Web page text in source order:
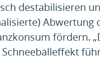
destabilisieren
Abwertung
fördern.